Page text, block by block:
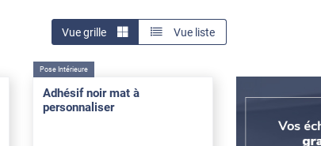
Vue grille Vue liste
Pose Intérieure
Adhésif noir mat à
personnaliser